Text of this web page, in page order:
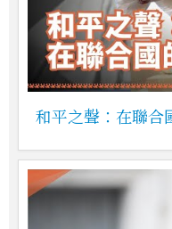
和平之聲：在聯合